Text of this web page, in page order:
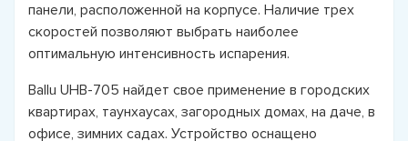
панели, расположенной на корпусе. Наличие трех
скоростей позволяют выбрать наиболее
оптимальную интенсивность испарения.
Ballu UHB-705 найдет свое применение в городских
квартирах, таунхаусах, загородных домах, на даче, в
офисе, зимних садах. Устройство оснащено